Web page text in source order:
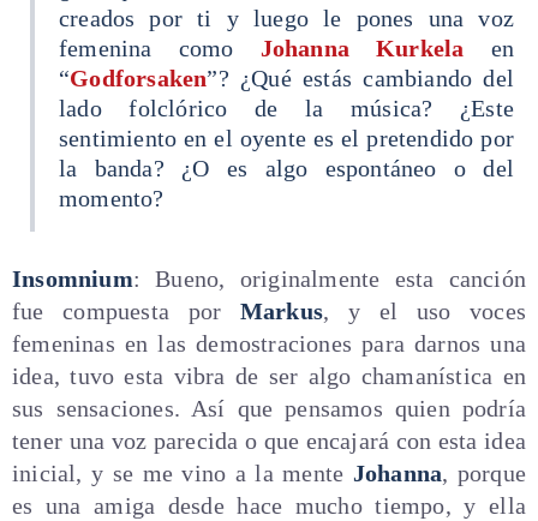
creados por ti y luego le pones una voz
femenina como Johanna Kurkela en
“Godforsaken”? ¿Qué estás cambiando del
lado folclórico de la música? ¿Este
sentimiento en el oyente es el pretendido por
la banda? ¿O es algo espontáneo o del
momento?
Insomnium: Bueno, originalmente esta canción
fue compuesta por Markus, y el uso voces
femeninas en las demostraciones para darnos una
idea, tuvo esta vibra de ser algo chamanística en
sus sensaciones. Así que pensamos quien podría
tener una voz parecida o que encajará con esta idea
inicial, y se me vino a la mente Johanna, porque
es una amiga desde hace mucho tiempo, y ella